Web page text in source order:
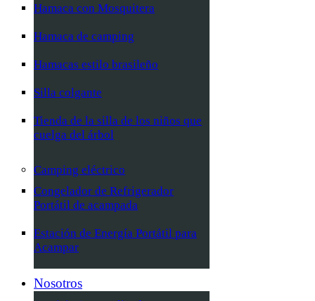
Hamaca con Mosquitera
Hamaca de camping
Hamacas estilo brasileño
Silla colgante
Tienda de la silla de los niños que
cuelga del árbol
Camping eléctrico
Congelador de Refrigerador
Portátil de acampada
Estación de Energía Portátil para
Acampar
Nosotros